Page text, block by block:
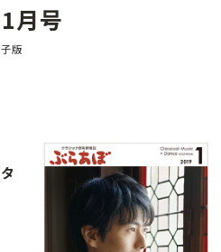
月号
版